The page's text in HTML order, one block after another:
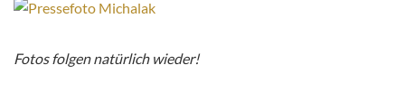
Fotos folgen natürlich wieder!